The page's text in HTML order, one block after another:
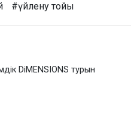
#үйлену тойы
DiMENSIONS турын